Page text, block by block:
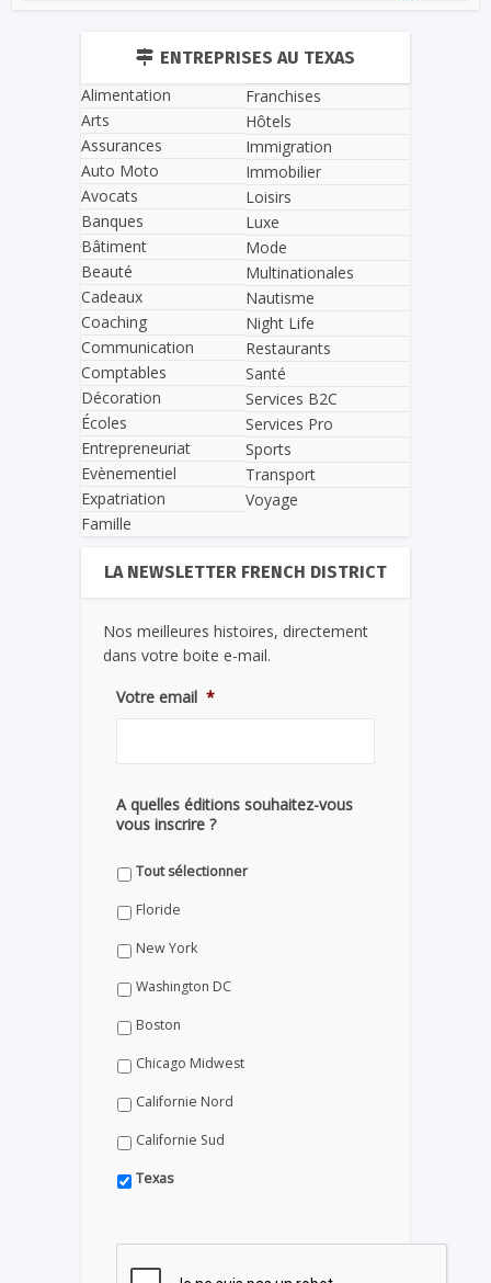
ENTREPRISES AU TEXAS
Alimentation
Arts
Assurances
Auto Moto
Avocats
Banques
Bâtiment
Beauté
Cadeaux
Coaching
Communication
Comptables
Décoration
Écoles
Entrepreneuriat
Evènementiel
Expatriation
Famille
Franchises
Hôtels
Immigration
Immobilier
Loisirs
Luxe
Mode
Multinationales
Nautisme
Night Life
Restaurants
Santé
Services B2C
Services Pro
Sports
Transport
Voyage
LA NEWSLETTER FRENCH DISTRICT
Nos meilleures histoires, directement
dans votre boite e-mail.
Votre email *
A quelles éditions souhaitez-vous
vous inscrire ?
Tout sélectionner
Floride
New York
Washington DC
Boston
Chicago Midwest
Californie Nord
Californie Sud
Texas